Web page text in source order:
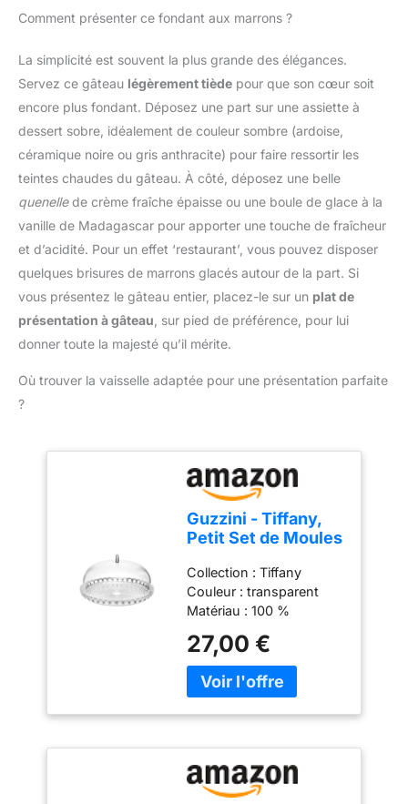
d'éjection pratique pour
changement rapide des
accessoires. Compact et
pratique pour un usage
quotidien : Léger, doté
d'un design compact, ce
mixeur est facile à ranger
et parfait pour toutes vos
tâches de cuisine.
cachemire</li> </ul>
Comment présenter ce fondant aux marrons ?
La simplicité est souvent la plus grande des élégances.
Servez ce gâteau légèrement tiède pour que son cœur soit
encore plus fondant. Déposez une part sur une assiette à
dessert sobre, idéalement de couleur sombre (ardoise,
céramique noire ou gris anthracite) pour faire ressortir les
teintes chaudes du gâteau. À côté, déposez une belle
quenellede crème fraîche épaisse ou une boule de glace à la
vanille de Madagascar pour apporter une touche de fraîcheur
et d’acidité. Pour un effet ‘restaurant’, vous pouvez disposer
quelques brisures de marrons glacés autour de la part. Si
vous présentez le gâteau entier, placez-le sur un plat de
présentation à gâteau , sur pied de préférence, pour lui
donner toute la majesté qu’il mérite.
Où trouver la vaisselle adaptée pour une présentation parfaite
?
Guzzini - Tiffany,
Petit Set de Moules
Transparent, Ø 30 x
h16 cm - 19950100
Collection : Tiffany
Couleur : transparent
Matériau : 100 %
Guzzini, fabriqué en Italie
depuis 1912 Poids du
colis: 1.02 kilograms
27,00 €